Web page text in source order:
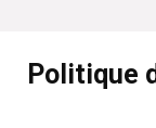
Politique